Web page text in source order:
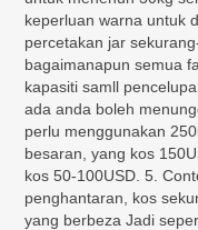
keperluan warna untuk
percetakan jar
bagaimanapun semua
kapasiti samll
ada anda boleh
perlu menggunakan
besaran, yang kos
kos 50-100USD. 5.
penghantaran, kos
yang berbeza Jadi